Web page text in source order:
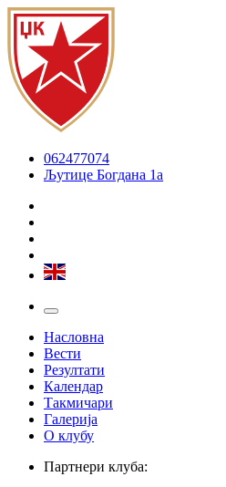
062477074
Љутице Богдана 1а
Насловна
Вести
Резултати
Календар
Такмичари
Галерија
О клубу
Партнери клуба: